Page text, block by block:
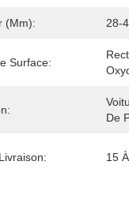
(mm): 28-
Surface:
De
15